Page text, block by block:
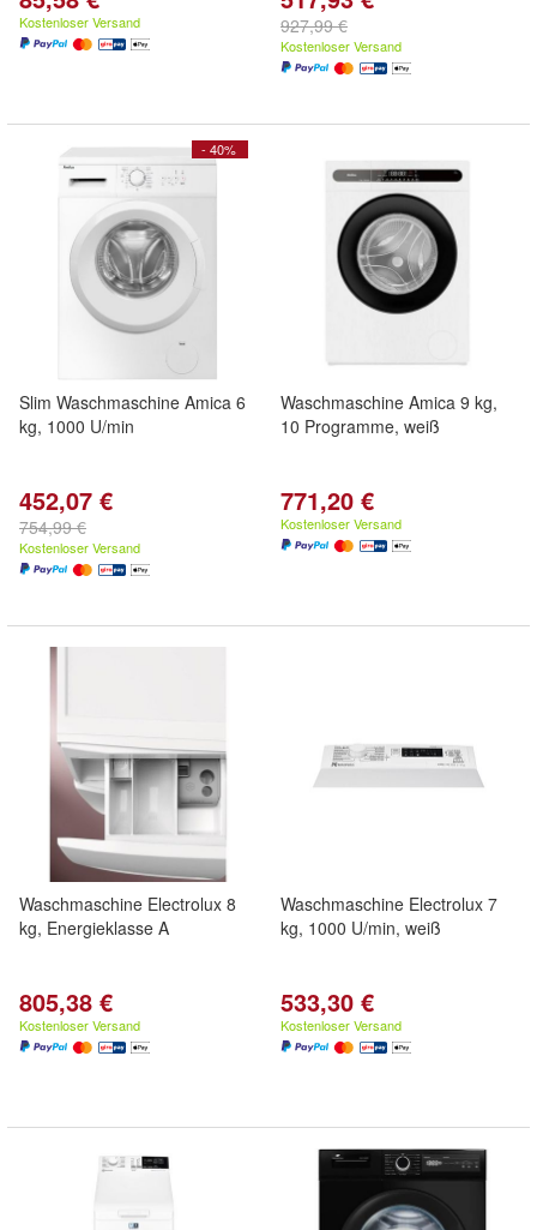
Kostenloser Versand 927,99 €
Kostenloser Versand
- 40%
Slim Waschmaschine Amica 6
kg, 1000 U/min
452,07 €
754,99 €
Kostenloser Versand
Waschmaschine Amica 9 kg,
10 Programme, weiß
771,20 €
Kostenloser Versand
Waschmaschine Electrolux 8
kg, Energieklasse A
805,38 €
Kostenloser Versand
Waschmaschine Electrolux 7
kg, 1000 U/min, weiß
533,30 €
Kostenloser Versand